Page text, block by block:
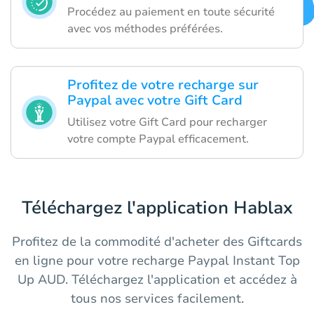
Procédez au paiement en toute sécurité
avec vos méthodes préférées.
Profitez de votre recharge sur
Paypal avec votre Gift Card
Utilisez votre Gift Card pour recharger
votre compte Paypal efficacement.
Téléchargez l'application Hablax
Profitez de la commodité d'acheter des Giftcards
en ligne pour votre recharge Paypal Instant Top
Up AUD. Téléchargez l'application et accédez à
tous nos services facilement.